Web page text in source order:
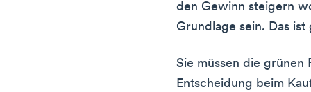
den Gewinn steigern
Grundlage sein. Das
Sie müssen die grünen
Entscheidung beim